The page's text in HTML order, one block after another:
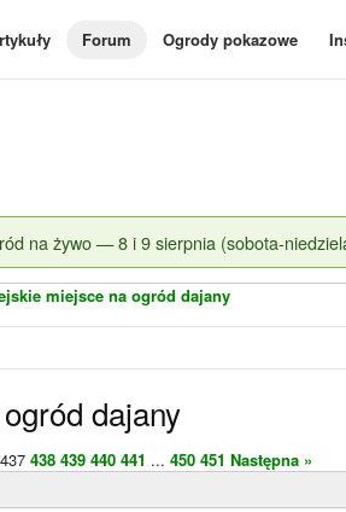
Forum Ogrody pokazowe
na żywo — 8 i 9 sierpnia (sobota-
miejsce na ogród dajany
dajany
437 438 439 440 441 ... 450 451 Następna »